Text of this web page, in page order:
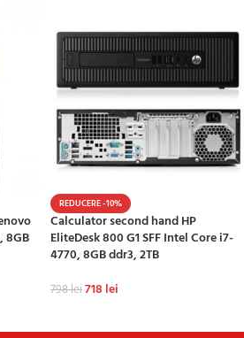
8GB
REDUCERE -10%
Calculator second hand HP
EliteDesk 800 G1 SFF Intel Core i7-
4770, 8GB ddr3, 2TB
798lei718 lei